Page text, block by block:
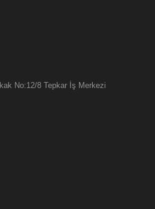
No:12/8 Tepkar İş Merkezi